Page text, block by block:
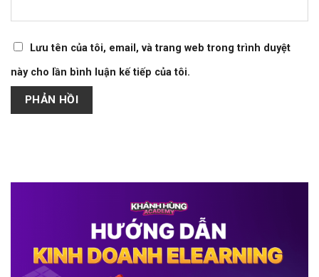
Lưu tên của tôi, email, và trang web trong trình duyệt
này cho lần bình luận kế tiếp của tôi.